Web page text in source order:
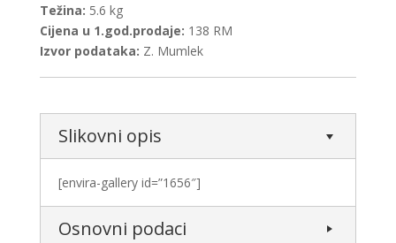
Težina: 5.6 kg
Cijena u 1.god.prodaje: 138 RM
Izvor podataka: Z. Mumlek
Slikovni opis
[envira-gallery id=”1656″]
Osnovni podaci